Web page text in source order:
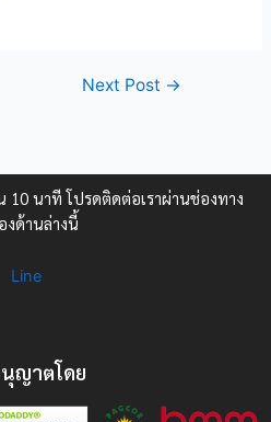
Next Post →
นาที โปรดติดต่อเราผ่านช่องทาง
งด้านล่างนี้
Line
ญาตโดย